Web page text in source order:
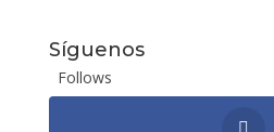
Síguenos
Follows